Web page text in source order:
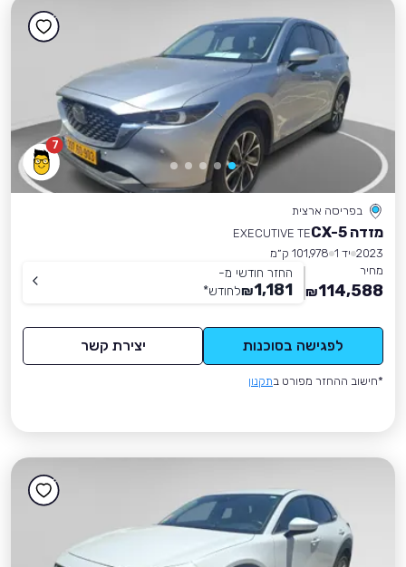
7
בפריסה ארצית
מזדה CX-5
EXECUTIVE TE
2023 יד 1
101,978 ק״מ
מחיר
114,588
₪
החזר חודשי מ-
1,181
₪לחודש*
לפגישה בסוכנות יצירת קשר
*חישוב ההחזר מפורט בתקנון